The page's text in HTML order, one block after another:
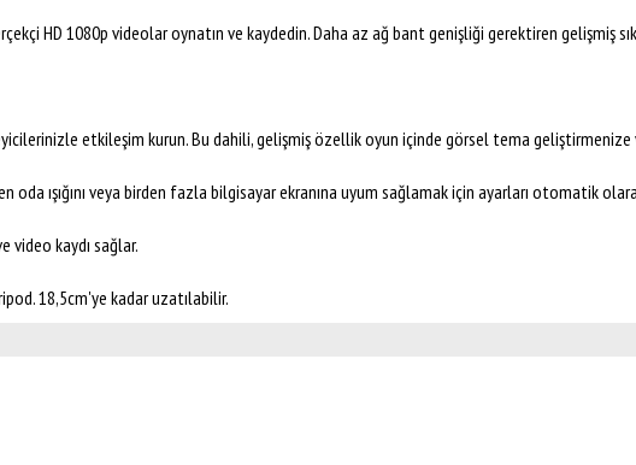
HD 1080p videolar oynatın ve kaydedin. Daha az ağ bant genişliği gerektiren gelişmiş
etkileşim kurun. Bu dahili, gelişmiş özellik oyun içinde görsel tema
oda ışığını veya birden fazla bilgisayar ekranına uyum sağlamak için ayarları otomatik
video kaydı sağlar.
tripod. 18,5cm'ye kadar uzatılabilir.